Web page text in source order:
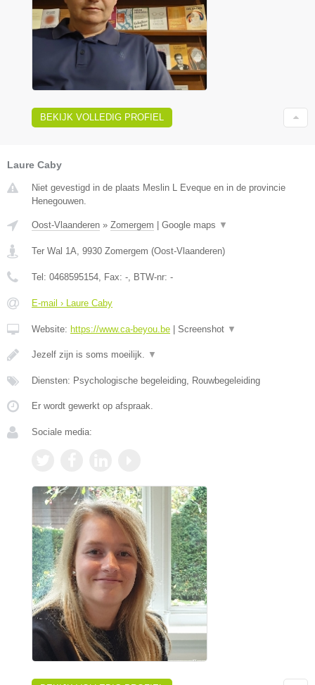
BEKIJK VOLLEDIG PROFIEL
Laure Caby
Niet gevestigd in de plaats Meslin L Eveque en in de provincie
Henegouwen.
Oost-Vlaanderen » Zomergem Google maps ▼
Ter Wal 1A, 9930 Zomergem (Oost-Vlaanderen)
Tel: 0468595154, Fax: -, BTW-nr: -
E-mail › Laure Caby
Website: https://www.ca-beyou.be Screenshot ▼
Jezelf zijn is soms moeilijk. ▼
Diensten: Psychologische begeleiding, Rouwbegeleiding
Er wordt gewerkt op afspraak.
Sociale media: